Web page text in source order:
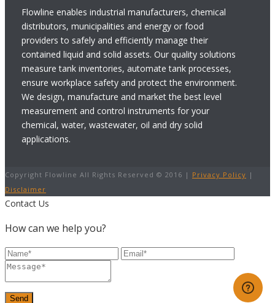
Flowline enables industrial manufacturers, chemical
distributors, municipalities and energy or food
providers to safely and efficiently manage their
contained liquid and solid assets. Our quality solutions
measure tank inventories, automate tank processes,
ensure workplace safety and protect the environment.
We design, manufacture and market the best level
measurement and control instruments for your
chemical, water, wastewater, oil and dry solid
applications.
Copyright Flowline All Rights Reserved © 2016 | Privacy Policy |
Disclaimer
Contact Us
How can we help you?
Send